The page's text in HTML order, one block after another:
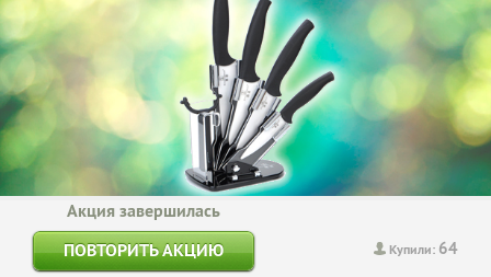
Купили: 64
Акция завершилась
ПОВТОРИТЬ АКЦИЮ